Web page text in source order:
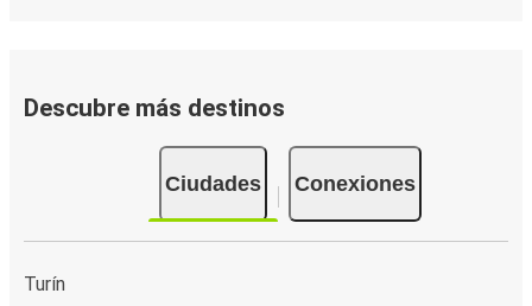
Descubre más destinos
Ciudades Conexiones
Turín